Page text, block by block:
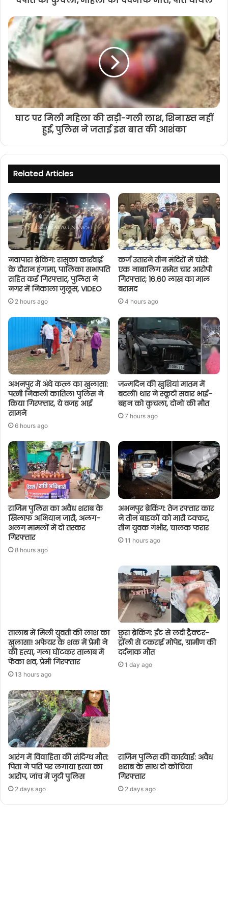
घाट पर मिली महिला की सड़ी-गली लाश, शिनाख्त नहीं
हुई, पुलिस ने जताई इस बात की आशंका
Related Articles
नवापारा ब्रेकिंग: रासुका कार्रवाई
के दौरान हंगामा, पालिका सभापति
सहित कई गिरफ्तार, पुलिस ने
नगर में निकाला जुलूस, VIDEO
2 hours ago
कर्ज उतारने तीन मंदिरों में चोरी:
एक नाबालिग समेत चार आरोपी
गिरफ्तार; 16.60 लाख का माल
बरामद
4 hours ago
अभनपुर में अंधे कत्ल का खुलासा:
पत्नी निकली कातिल! पुलिस ने
किया गिरफ्तार, ये वजह आई
सामने
6 hours ago
जन्मदिन की खुशियां मातम में
बदलीं! थार ने स्कूटी सवार भाई-
बहन को कुचला, दोनों की मौत
7 hours ago
राजिम पुलिस का अवैध शराब के
खिलाफ अभियान जारी, अलग-
अलग मामलों में दो तस्कर
गिरफ्तार
8 hours ago
अभनपुर ब्रेकिंग: तेज रफ्तार कार
ने तीन बाइकों को मारी टक्कर,
तीन युवक गंभीर, चालक फरार
11 hours ago
तालाब में मिली युवती की लाश का
खुलासा! अफेयर के शक में प्रेमी ने
की हत्या, गला घोंटकर तालाब में
फेंका शव, प्रेमी गिरफ्तार
13 hours ago
छुरा ब्रेकिंग: ईंट से लदी ट्रैक्टर-
ट्रॉली से टकराई मोपेड, ग्रामीण की
दर्दनाक मौत
1 day ago
आरंग में विवाहिता की संदिग्ध मौत:
पिता ने पति पर लगाया हत्या का
आरोप, जांच में जुटी पुलिस
2 days ago
राजिम पुलिस की कार्रवाई: अवैध
शराब के साथ दो कोचिया
गिरफ्तार
2 days ago